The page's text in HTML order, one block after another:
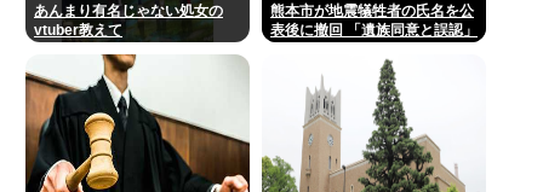
あんまり有名じゃない処女の
vtuber教えて
熊本市が地震犠牲者の氏名を公
表後に撤回 「遺族同意と誤認」